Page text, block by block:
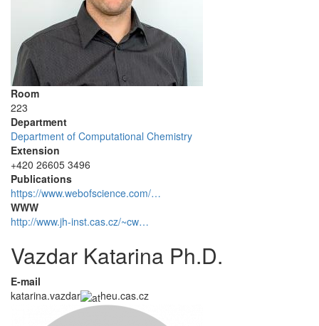
Room
223
Department
Department of Computational Chemistry
Extension
+420 26605 3496
Publications
https://www.webofscience.com/…
WWW
http://www.jh-inst.cas.cz/~cw…
Vazdar Katarina Ph.D.
E-mail
katarina.vazdar
heu.cas.cz